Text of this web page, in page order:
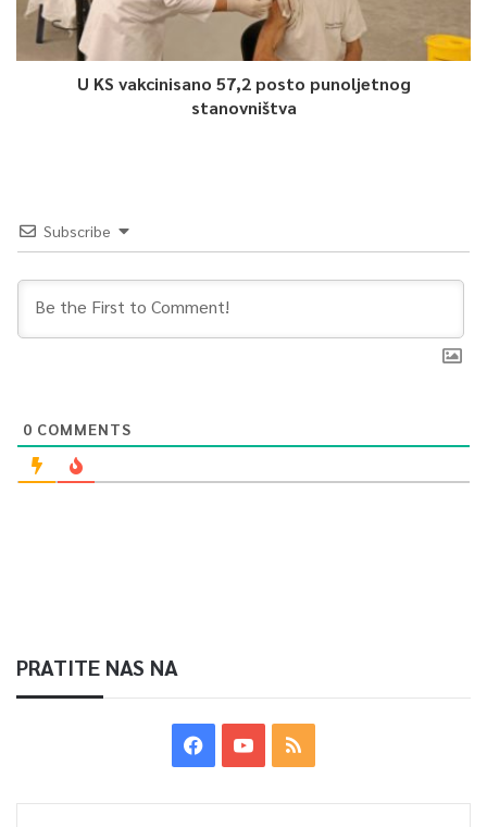
U KS vakcinisano 57,2 posto punoljetnog
stanovništva
Subscribe
0 COMMENTS
PRATITE NAS NA